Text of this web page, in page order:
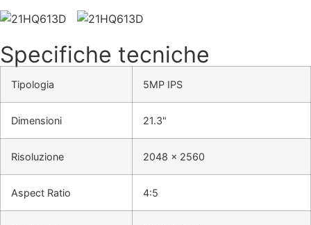
Specifiche tecniche
Tipologia 5MP IPS
Dimensioni 21.3"
Risoluzione 2048 x 2560
Aspect Ratio 4:5